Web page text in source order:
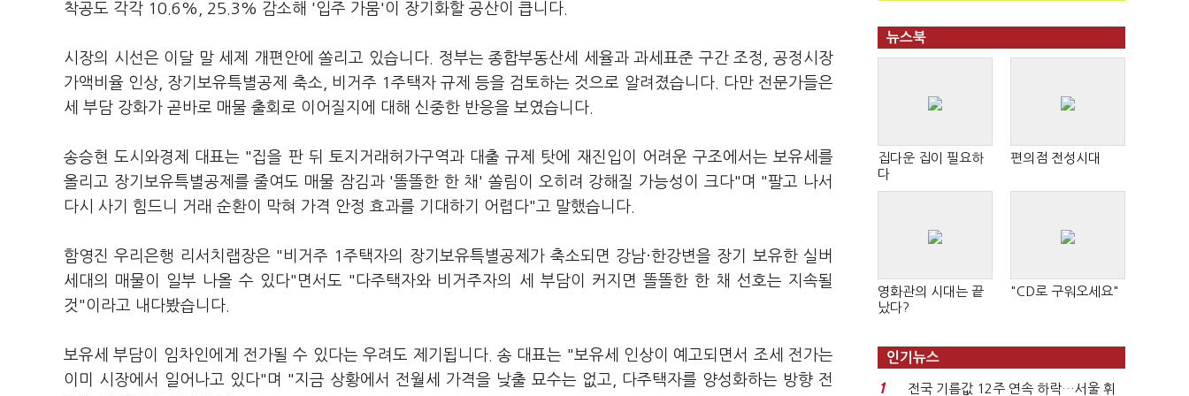
착공도 각각 10.6%, 25.3% 감소해 '입주 가뭄'이 장기화할 공산이 큽니다.
시장의 시선은 이달 말 세제 개편안에 쏠리고 있습니다. 정부는 종합부동산세 세율과 과세표준 구간 조정, 공정시장
가액비율 인상, 장기보유특별공제 축소, 비거주 1주택자 규제 등을 검토하는 것으로 알려졌습니다. 다만 전문가들은
세 부담 강화가 곧바로 매물 출회로 이어질지에 대해 신중한 반응을 보였습니다.
송승현 도시와경제 대표는 "집을 판 뒤 토지거래허가구역과 대출 규제 탓에 재진입이 어려운 구조에서는 보유세를
올리고 장기보유특별공제를 줄여도 매물 잠김과 '똘똘한 한 채' 쏠림이 오히려 강해질 가능성이 크다"며 "팔고 나서
다시 사기 힘드니 거래 순환이 막혀 가격 안정 효과를 기대하기 어렵다"고 말했습니다.
함영진 우리은행 리서치랩장은 "비거주 1주택자의 장기보유특별공제가 축소되면 강남·한강변을 장기 보유한 실버
세대의 매물이 일부 나올 수 있다"면서도 "다주택자와 비거주자의 세 부담이 커지면 똘똘한 한 채 선호는 지속될
것"이라고 내다봤습니다.
보유세 부담이 임차인에게 전가될 수 있다는 우려도 제기됩니다. 송 대표는 "보유세 인상이 예고되면서 조세 전가는
이미 시장에서 일어나고 있다"며 "지금 상황에서 전월세 가격을 낮출 묘수는 없고, 다주택자를 양성화하는 방향 전
뉴스북
집다운 집이 필요하
다
편의점 전성시대
영화관의 시대는 끝
났다?
"CD로 구워오세요"
인기뉴스
1
전국 기름값 12주 연속 하락…서울 휘